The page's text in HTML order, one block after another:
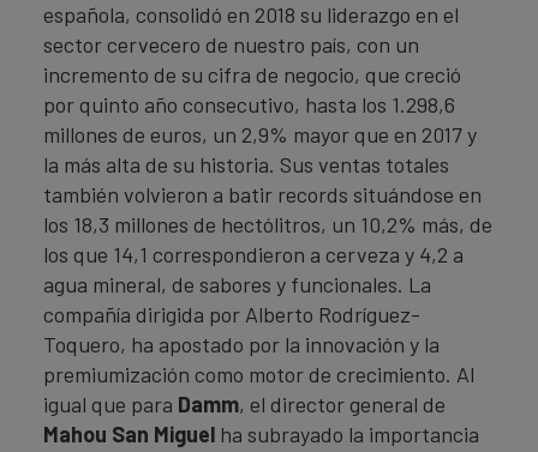
española, consolidó en 2018 su liderazgo en el
sector cervecero de nuestro país, con un
incremento de su cifra de negocio, que creció
por quinto año consecutivo, hasta los 1.298,6
millones de euros, un 2,9% mayor que en 2017 y
la más alta de su historia. Sus ventas totales
también volvieron a batir records situándose en
los 18,3 millones de hectólitros, un 10,2% más, de
los que 14,1 correspondieron a cerveza y 4,2 a
agua mineral, de sabores y funcionales. La
compañía dirigida por Alberto Rodríguez-
Toquero, ha apostado por la innovación y la
premiumización como motor de crecimiento. Al
igual que para Damm, el director general de
Mahou San Miguel ha subrayado la importancia